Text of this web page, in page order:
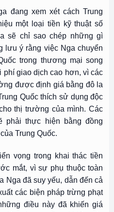
đang xem xét cách Trung
một loại tiền kỹ thuật số
sẽ chỉ sao chép những gì
lưu ý rằng việc Nga chuyển
trong thương mại song
phí giao dịch cao hơn, vì các
được định giá bằng đô la
Quốc thích sử dụng độc
thị trường của mình. Các
phải thực hiện bằng đồng
Trung Quốc.
vọng trong khai thác tiền
mắt, vì sự phụ thuộc toàn
Nga đã suy yếu, dẫn đến cả
các biện pháp trừng phạt
điều này đã khiến giá